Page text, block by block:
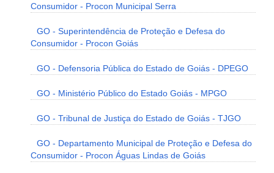
Consumidor - Procon Municipal Serra
GO - Superintendência de Proteção e Defesa do
Consumidor - Procon Goiás
GO - Defensoria Pública do Estado de Goiás - DPEGO
GO - Ministério Público do Estado Goiás - MPGO
GO - Tribunal de Justiça do Estado de Goiás - TJGO
GO - Departamento Municipal de Proteção e Defesa do
Consumidor - Procon Águas Lindas de Goiás